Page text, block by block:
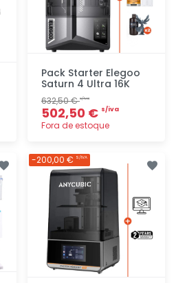
Pack Starter Elegoo
Saturn 4 Ultra 16K
632,50 €s/iva
502,50 € s/iva
Fora de estoque
rapidamente
-200,00 € S/IVA